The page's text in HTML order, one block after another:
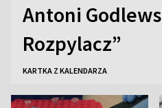
Antoni
Rozpylacz”
KARTKA Z KALENDARZA